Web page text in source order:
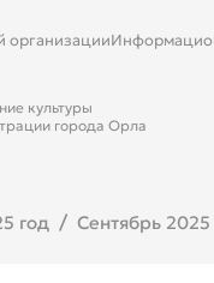
организации
культуры
города Орла
год Сентябрь 2025